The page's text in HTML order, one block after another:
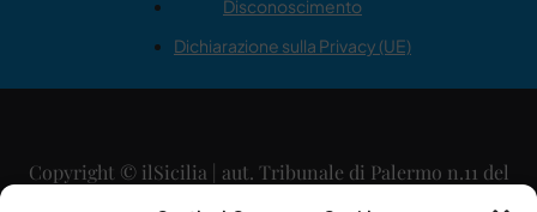
Disconoscimento
Dichiarazione sulla Privacy (UE)
Copyright © ilSicilia | aut. Tribunale di Palermo n.11 del
29/09/2015